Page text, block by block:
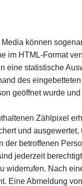
können
im HTML-Format
eine statistische
des
geöffnet wurde
Zählpixel
und
der betroffenen
jederzeit
widerrufen. Nach
Eine Abmeldung